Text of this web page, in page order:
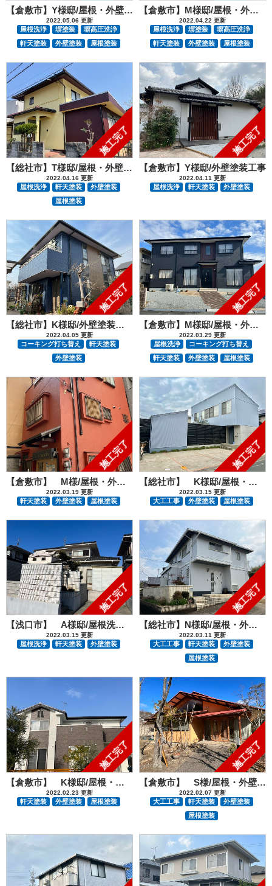
【倉敷市】Y様邸/屋根・外壁塗装工事
2022.05.06 更新
屋根洗浄 塀塗装
塀高圧洗浄
軒天塗装
外壁塗装 屋根塗装
【倉敷市】M様邸/屋根・外壁塗装工事
2022.04.22 更新
屋根洗浄 塀塗装
塀高圧洗浄
軒天塗装
外壁塗装 屋根塗装
施工完了
【総社市】T様邸/屋根・外壁塗装工事
2022.04.16 更新
屋根洗浄 軒天塗装
外壁塗装
屋根塗装
施工完了
【倉敷市】Y様邸/外壁塗装工事
2022.04.11 更新
屋根洗浄 軒天塗装 外壁塗装
施工完了
【総社市】K様邸/外壁塗装工事
2022.04.05 更新
コーキング打ち替え
軒天塗装
外壁塗装
施工完了
【倉敷市】M様邸/屋根・外壁塗装工事
2022.03.29 更新
屋根洗浄
コーキング打ち替え
軒天塗装
外壁塗装 屋根塗装
施工完了
【倉敷市】 M様/屋根・外壁塗装工事
2022.03.19 更新
軒天塗装 外壁塗装 屋根塗装
施工完了
【総社市】 K様邸/屋根・外壁塗装・門扉交換工事
2022.03.15 更新
大工工事 外壁塗装 屋根塗装
施工完了
【浅口市】 A様邸/屋根洗浄・外壁・内部塗装工事
2022.03.15 更新
屋根洗浄 軒天塗装 外壁塗装
施工完了
【総社市】N様邸/屋根・外部塗装・浴槽交換工事
2022.03.11 更新
大工工事 軒天塗装
外壁塗装
屋根塗装
施工完了
【倉敷市】 K様邸/屋根・外部塗装工事
2022.02.23 更新
軒天塗装 外壁塗装 屋根塗装
施工完了
【倉敷市】 S様/屋根・外壁塗装・軒天張替工事
2022.02.07 更新
大工工事 軒天塗装
外壁塗装
屋根塗装